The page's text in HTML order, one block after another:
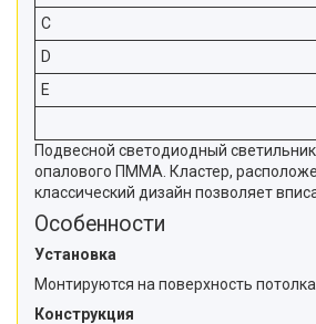
C
D
E
Подвесной светодиодный
опалового ПММА. Кластер,
классический дизайн позволяет
Особенности
Установка
Монтируются на поверхность
Конструкция